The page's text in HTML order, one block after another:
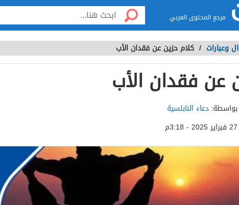
مرجع المحتوى العربي
وعبارات / كلام حزين عن فقدان الأب
عن فقدان الأب
بواسطة:دعاء النابلسية
27 فبراير 2025 - 3:18م